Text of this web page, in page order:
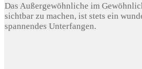
Das Außergewöhnliche im
sichtbar zu machen, ist stets ein
spannendes Unterfangen.